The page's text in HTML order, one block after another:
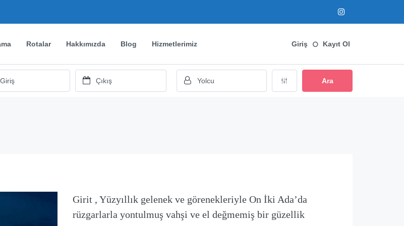
Rotalar Hakkımızda Blog Hizmetlerimiz Giriş Kayıt Ol
Ara
Girit , Yüzyıllık gelenek ve görenekleriyle On İki Ada’da
rüzgarlarla yontulmuş vahşi ve el değmemiş bir güzellik